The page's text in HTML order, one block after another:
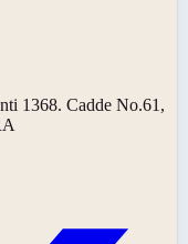
1368. Cadde No.61,